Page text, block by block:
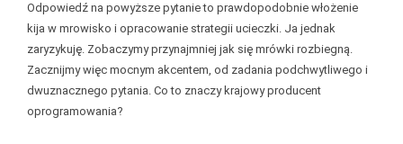
Odpowiedź na powyższe pytanie to prawdopodobnie włożenie
kija w mrowisko i opracowanie strategii ucieczki. Ja jednak
zaryzykuję. Zobaczymy przynajmniej jak się mrówki rozbiegną.
Zacznijmy więc mocnym akcentem, od zadania podchwytliwego i
dwuznacznego pytania. Co to znaczy krajowy producent
oprogramowania?